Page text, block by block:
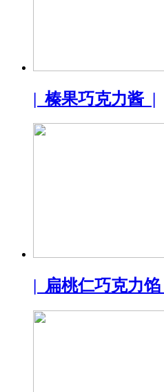
| 榛果巧克力酱 |
| 扁桃仁巧克力馅 |